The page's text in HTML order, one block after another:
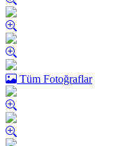
Tüm Fotoğraflar